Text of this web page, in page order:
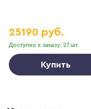
Доступно к заказу: 27 шт.
25190 руб.
Купить